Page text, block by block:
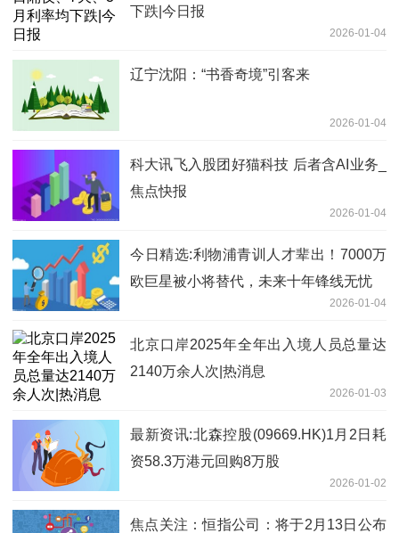
下跌|今日报
2026-01-04
辽宁沈阳：“书香奇境”引客来
2026-01-04
科大讯飞入股团好猫科技 后者含AI业务_
焦点快报
2026-01-04
今日精选:利物浦青训人才辈出！7000万
欧巨星被小将替代，未来十年锋线无忧
2026-01-04
北京口岸2025年全年出入境人员总量达
2140万余人次|热消息
2026-01-03
最新资讯:北森控股(09669.HK)1月2日耗
资58.3万港元回购8万股
2026-01-02
焦点关注：恒指公司：将于2月13日公布